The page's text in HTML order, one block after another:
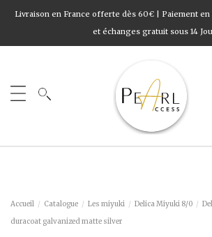
Livraison en France offerte dès 60€ | Paiement
et échanges gratuit sous 14
Accueil Catalogue Les miyuki Delica Miyuki 8/0
duracoat galvanized matte silver